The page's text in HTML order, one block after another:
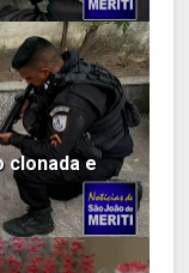
clonada e